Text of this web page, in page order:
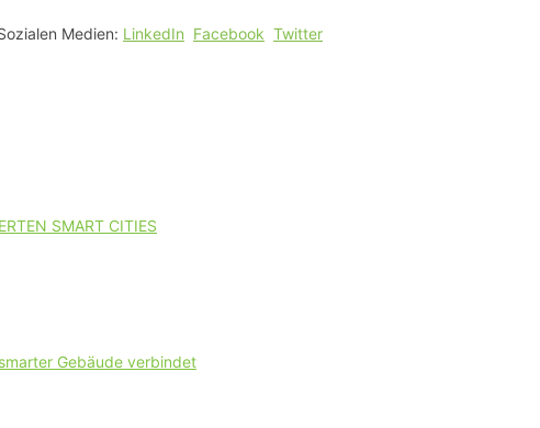
Medien: LinkedIn Facebook Twitter
SMART CITIES
Gebäude verbindet